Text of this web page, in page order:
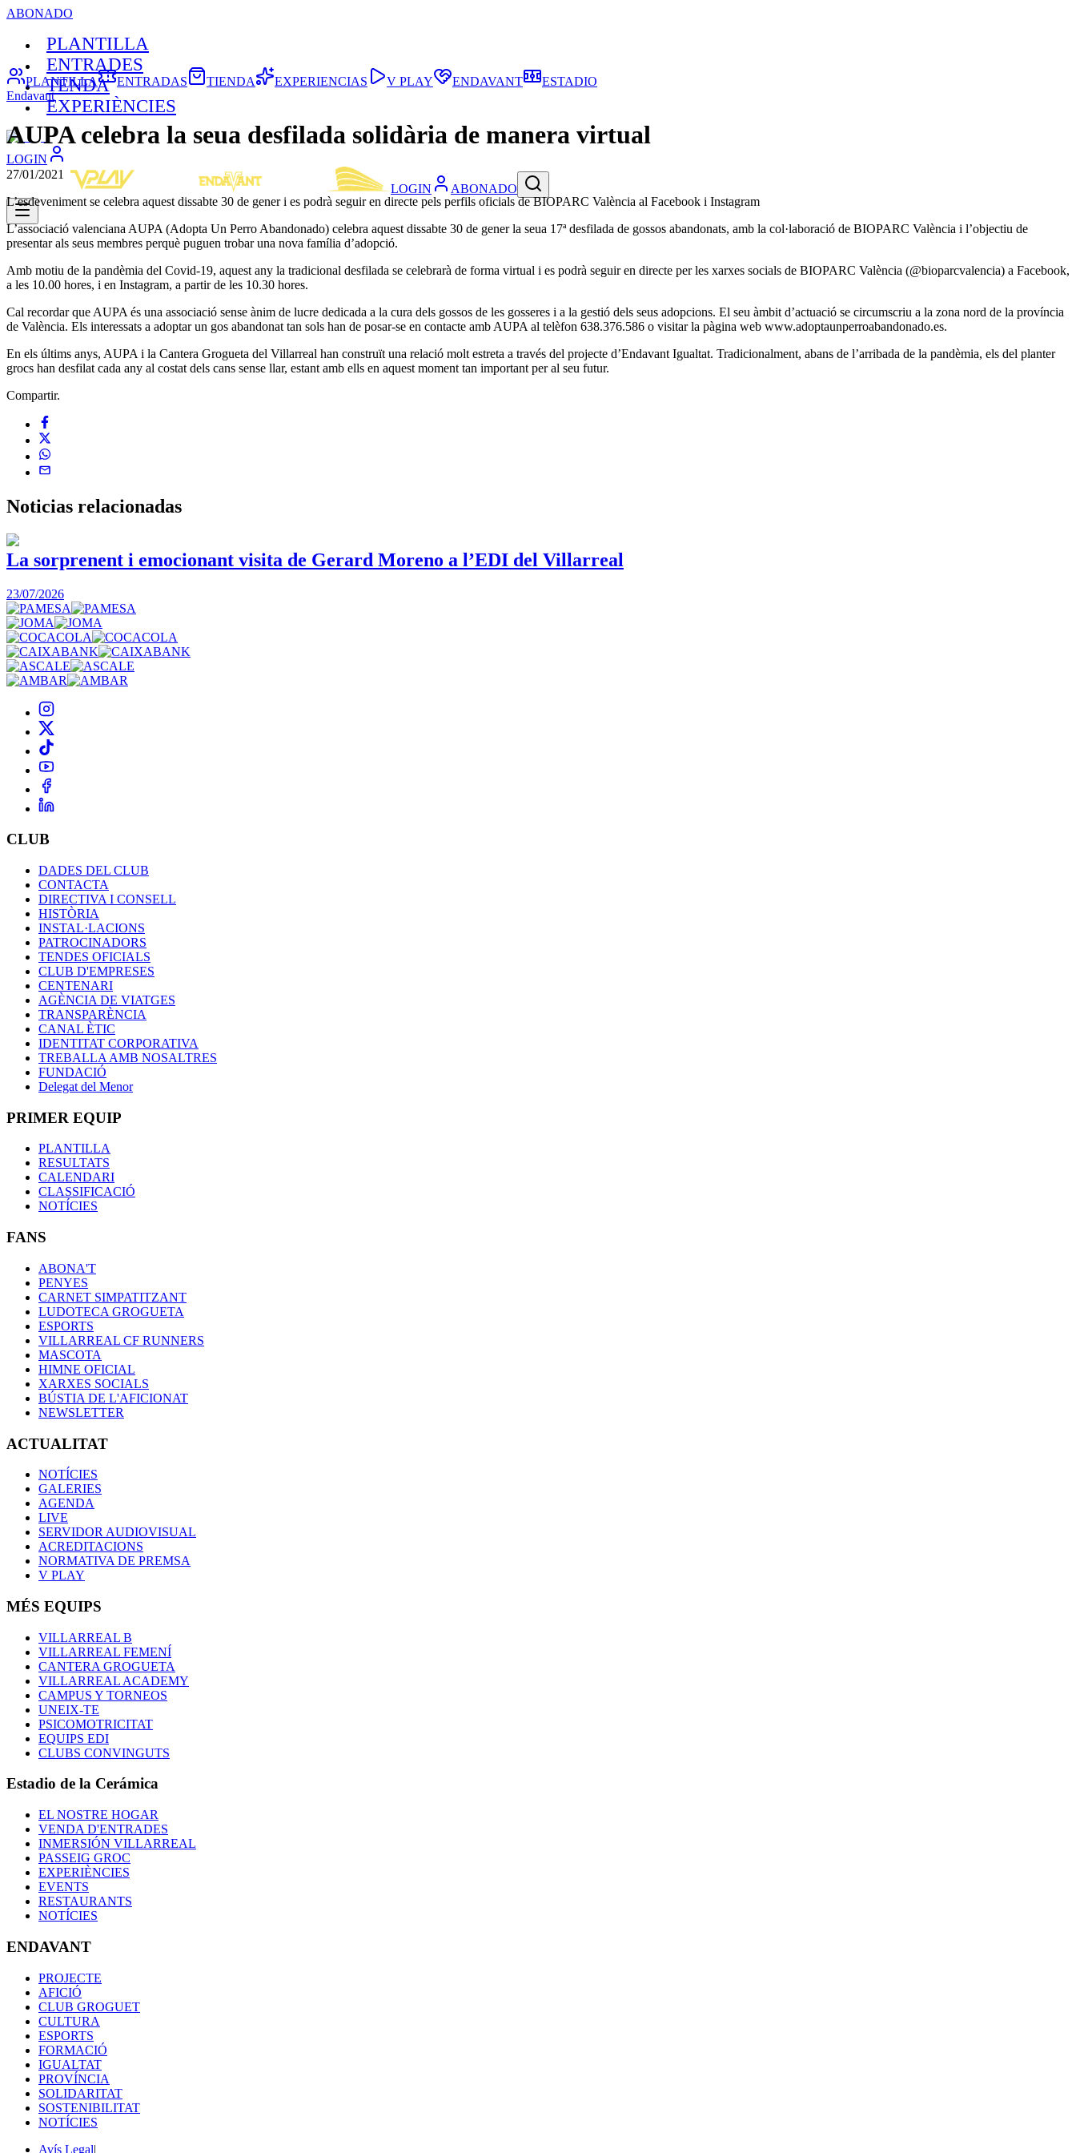
ABONADO
PLANTILLA
ENTRADES
TENDA
EXPERIÈNCIES
LOGIN
LOGIN ABONADO
PLANTILLA ENTRADAS TIENDA EXPERIENCIAS V PLAY ENDAVANT
ESTADIO
Endavant
AUPA celebra la seua desfilada solidària de manera virtual
27/01/2021
L’esdeveniment se celebra aquest dissabte 30 de gener i es podrà seguir en directe pels perfils oficials de BIOPARC València al Facebook i Instagram
L’associació valenciana AUPA (Adopta Un Perro Abandonado) celebra aquest dissabte 30 de gener la seua 17ª desfilada de gossos abandonats, amb la col·laboració de BIOPARC València i l’objectiu de
presentar als seus membres perquè puguen trobar una nova família d’adopció.
Amb motiu de la pandèmia del Covid-19, aquest any la tradicional desfilada se celebrarà de forma virtual i es podrà seguir en directe per les xarxes socials de BIOPARC València (@bioparcvalencia) a Facebook,
a les 10.00 hores, i en Instagram, a partir de les 10.30 hores.
Cal recordar que AUPA és una associació sense ànim de lucre dedicada a la cura dels gossos de les gosseres i a la gestió dels seus adopcions. El seu àmbit d’actuació se circumscriu a la zona nord de la província
de València. Els interessats a adoptar un gos abandonat tan sols han de posar-se en contacte amb AUPA al telèfon 638.376.586 o visitar la pàgina web www.adoptaunperroabandonado.es.
En els últims anys, AUPA i la Cantera Grogueta del Villarreal han construït una relació molt estreta a través del projecte d’Endavant Igualtat. Tradicionalment, abans de l’arribada de la pandèmia, els del planter
grocs han desfilat cada any al costat dels cans sense llar, estant amb ells en aquest moment tan important per al seu futur.
Compartir.
Noticias relacionadas
La sorprenent i emocionant visita de Gerard Moreno a l’EDI del Villarreal
23/07/2026
CLUB
DADES DEL CLUB
CONTACTA
DIRECTIVA I CONSELL
HISTÒRIA
INSTAL·LACIONS
PATROCINADORS
TENDES OFICIALS
CLUB D'EMPRESES
CENTENARI
AGÈNCIA DE VIATGES
TRANSPARÈNCIA
CANAL ÈTIC
IDENTITAT CORPORATIVA
TREBALLA AMB NOSALTRES
FUNDACIÓ
Delegat del Menor
PRIMER EQUIP
PLANTILLA
RESULTATS
CALENDARI
CLASSIFICACIÓ
NOTÍCIES
FANS
ABONA'T
PENYES
CARNET SIMPATITZANT
LUDOTECA GROGUETA
ESPORTS
VILLARREAL CF RUNNERS
MASCOTA
HIMNE OFICIAL
XARXES SOCIALS
BÚSTIA DE L'AFICIONAT
NEWSLETTER
ACTUALITAT
NOTÍCIES
GALERIES
AGENDA
LIVE
SERVIDOR AUDIOVISUAL
ACREDITACIONS
NORMATIVA DE PREMSA
V PLAY
MÉS EQUIPS
VILLARREAL B
VILLARREAL FEMENÍ
CANTERA GROGUETA
VILLARREAL ACADEMY
CAMPUS Y TORNEOS
UNEIX-TE
PSICOMOTRICITAT
EQUIPS EDI
CLUBS CONVINGUTS
Estadio de la Cerámica
EL NOSTRE HOGAR
VENDA D'ENTRADES
INMERSIÓN VILLARREAL
PASSEIG GROC
EXPERIÈNCIES
EVENTS
RESTAURANTS
NOTÍCIES
ENDAVANT
PROJECTE
AFICIÓ
CLUB GROGUET
CULTURA
ESPORTS
FORMACIÓ
IGUALTAT
PROVÍNCIA
SOLIDARITAT
SOSTENIBILITAT
NOTÍCIES
Avís Legal|